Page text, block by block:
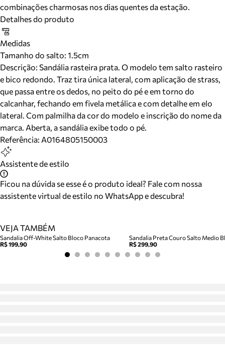
combinações charmosas nos dias quentes da estação.
Detalhes do produto
Medidas
Tamanho do salto: 1.5cm
Descrição: Sandália rasteira prata. O modelo tem salto rasteiro
e bico redondo. Traz tira única lateral, com aplicação de strass,
que passa entre os dedos, no peito do pé e em torno do
calcanhar, fechando em fivela metálica e com detalhe em elo
lateral. Com palmilha da cor do modelo e inscrição do nome da
marca. Aberta, a sandália exibe todo o pé.
Referência: A0164805150003
Assistente de estilo
Ficou na dúvida se esse é o produto ideal? Fale com nossa
assistente virtual de estilo no WhatsApp e descubra!
VEJA TAMBÉM
Sandalia Off-White Salto Bloco Panacota
R$ 199,90
Sandalia Preta Couro Salto Medio
R$ 299,90